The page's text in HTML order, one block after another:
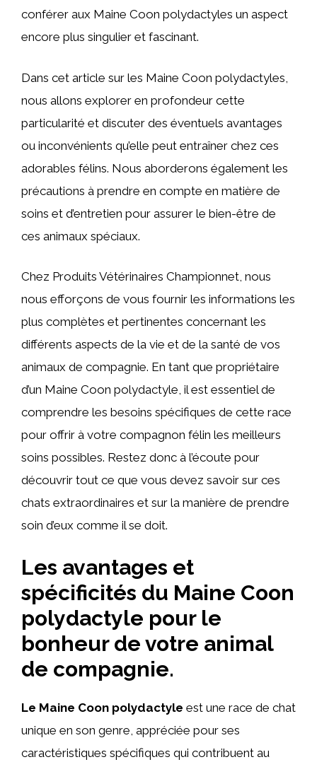
conférer aux Maine Coon polydactyles un aspect
encore plus singulier et fascinant.
Dans cet article sur les Maine Coon polydactyles,
nous allons explorer en profondeur cette
particularité et discuter des éventuels avantages
ou inconvénients qu’elle peut entraîner chez ces
adorables félins. Nous aborderons également les
précautions à prendre en compte en matière de
soins et d’entretien pour assurer le bien-être de
ces animaux spéciaux.
Chez Produits Vétérinaires Championnet, nous
nous efforçons de vous fournir les informations les
plus complètes et pertinentes concernant les
différents aspects de la vie et de la santé de vos
animaux de compagnie. En tant que propriétaire
d’un Maine Coon polydactyle, il est essentiel de
comprendre les besoins spécifiques de cette race
pour offrir à votre compagnon félin les meilleurs
soins possibles. Restez donc à l’écoute pour
découvrir tout ce que vous devez savoir sur ces
chats extraordinaires et sur la manière de prendre
soin d’eux comme il se doit.
Les avantages et
spécificités du Maine Coon
polydactyle pour le
bonheur de votre animal
de compagnie.
Le Maine Coon polydactyle est une race de chat
unique en son genre, appréciée pour ses
caractéristiques spécifiques qui contribuent au